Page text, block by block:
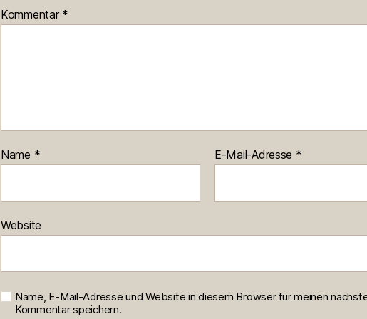
Kommentar *
Name * E-Mail-Adresse *
Website
Name, E-Mail-Adresse und Website in diesem Browser für meinen
Kommentar speichern.